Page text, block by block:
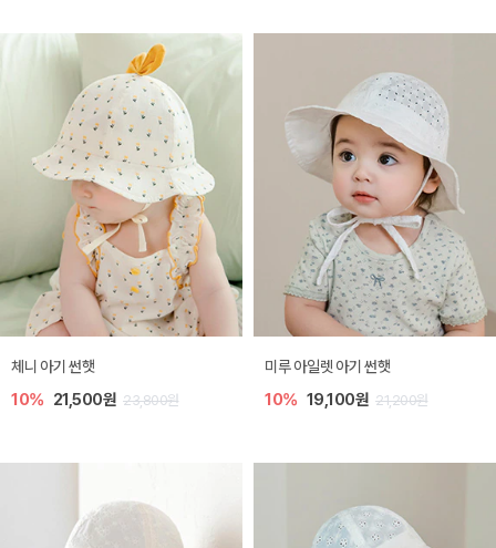
체니 아기 썬햇
10% 21,500원 23,800원
미루 아일렛 아기 썬햇
10% 19,100원 21,200원